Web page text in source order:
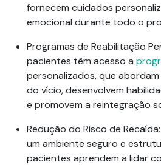
fornecem cuidados
emocional durante todo o
Programas de Reabilitação
pacientes têm acesso a
personalizados, que
do vício, desenvolvem
e promovem a reintegração
Redução do Risco de Recaída
um ambiente seguro e
pacientes aprendem a lidar